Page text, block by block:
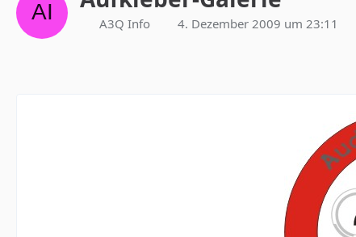
A3Q Info 4. Dezember 2009 um 23:11